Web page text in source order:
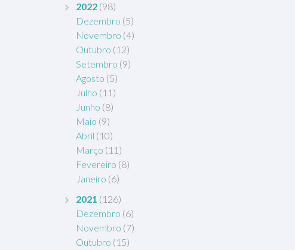
2022 (98)
Dezembro (5)
Novembro (4)
Outubro (12)
Setembro (9)
Agosto (5)
Julho (11)
Junho (8)
Maio (9)
Abril (10)
Março (11)
Fevereiro (8)
Janeiro (6)
2021 (126)
Dezembro (6)
Novembro (7)
Outubro (15)